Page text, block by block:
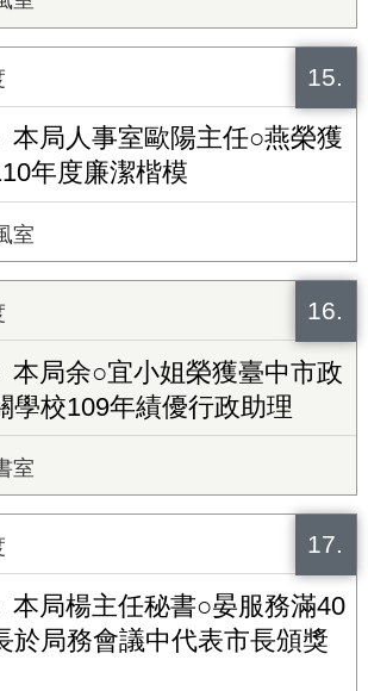
15.
本局人事室歐陽主任○燕榮獲
年度廉潔楷模
室
16.
本局余○宜小姐榮獲臺中市政
學校109年績優行政助理
室
17.
本局楊主任秘書○晏服務滿40
於局務會議中代表市長頒獎